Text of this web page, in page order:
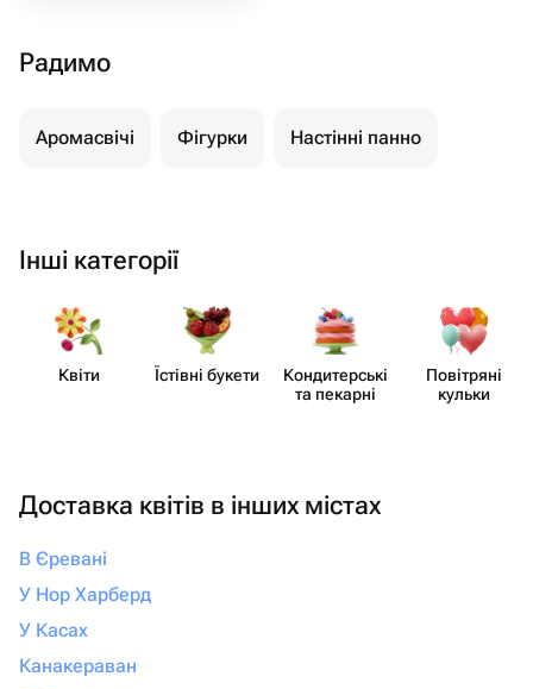
Радимо
Аромасвічі Фігурки Настінні панно
Інші категорії
Квіти Їстівні букети
Кондит​ерські
та пекарні
Повітряні
кульки
Доставка квітів в інших містах
В Єревані
У Нор Харберд
У Касах
Канакераван